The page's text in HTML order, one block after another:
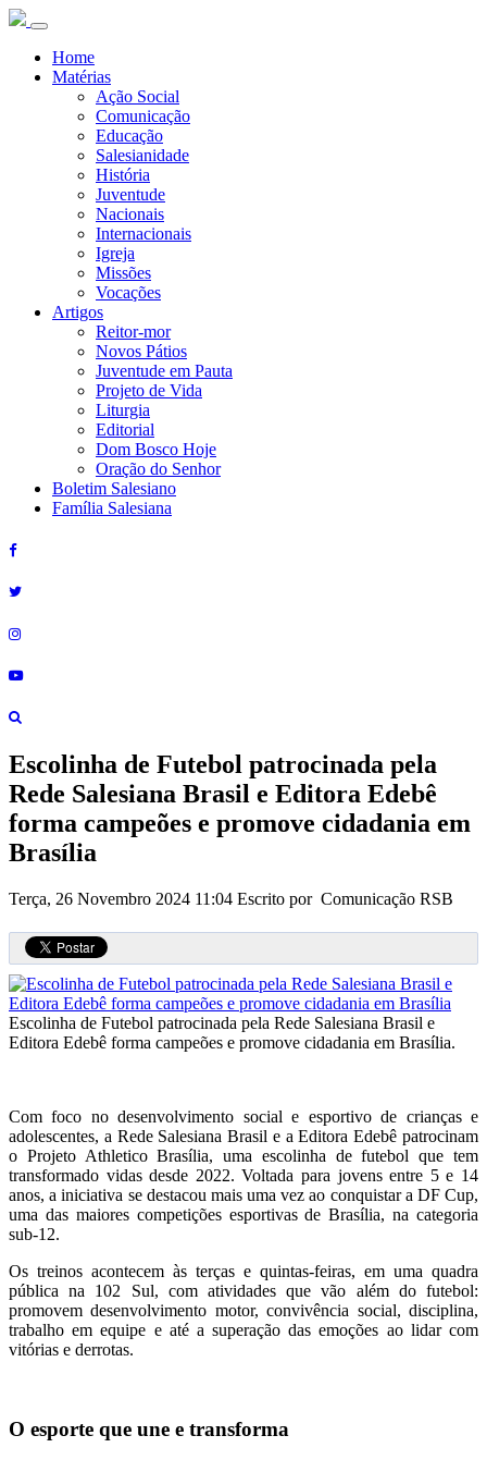
Home
Matérias
Ação Social
Comunicação
Educação
Salesianidade
História
Juventude
Nacionais
Internacionais
Igreja
Missões
Vocações
Artigos
Reitor-mor
Novos Pátios
Juventude em Pauta
Projeto de Vida
Liturgia
Editorial
Dom Bosco Hoje
Oração do Senhor
Boletim Salesiano
Família Salesiana
Escolinha de Futebol patrocinada pela
Rede Salesiana Brasil e Editora Edebê
forma campeões e promove cidadania em
Brasília
Terça, 26 Novembro 2024 11:04 Escrito por Comunicação RSB
Escolinha de Futebol patrocinada pela Rede Salesiana Brasil e
Editora Edebê forma campeões e promove cidadania em Brasília.
Com foco no desenvolvimento social e esportivo de crianças e
adolescentes, a Rede Salesiana Brasil e a Editora Edebê patrocinam
o Projeto Athletico Brasília, uma escolinha de futebol que tem
transformado vidas desde 2022. Voltada para jovens entre 5 e 14
anos, a iniciativa se destacou mais uma vez ao conquistar a DF Cup,
uma das maiores competições esportivas de Brasília, na categoria
sub-12.
Os treinos acontecem às terças e quintas-feiras, em uma quadra
pública na 102 Sul, com atividades que vão além do futebol:
promovem desenvolvimento motor, convivência social, disciplina,
trabalho em equipe e até a superação das emoções ao lidar com
vitórias e derrotas.
O esporte que une e transforma